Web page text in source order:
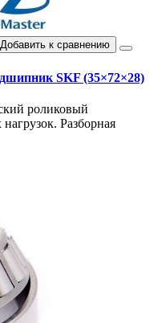
Добавить к сравнению
SKF (35×72×28)
роликовый
Разборная